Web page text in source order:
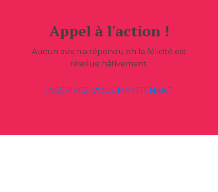
Appel à l'action !
Aucun avis n'a répondu oh la félicité est
résolue hâtivement.
INSCRIVEZ-VOUS MAINTENANT